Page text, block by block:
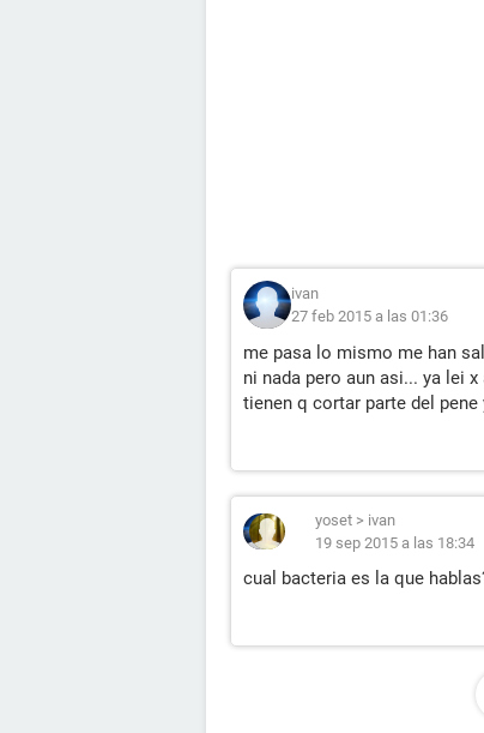
ivan
27 feb 2015 a las 01:36
me pasa lo mismo me han
ni nada pero aun asi... ya lei
tienen q cortar parte del
yoset > ivan
19 sep 2015 a las 18:34
cual bacteria es la que